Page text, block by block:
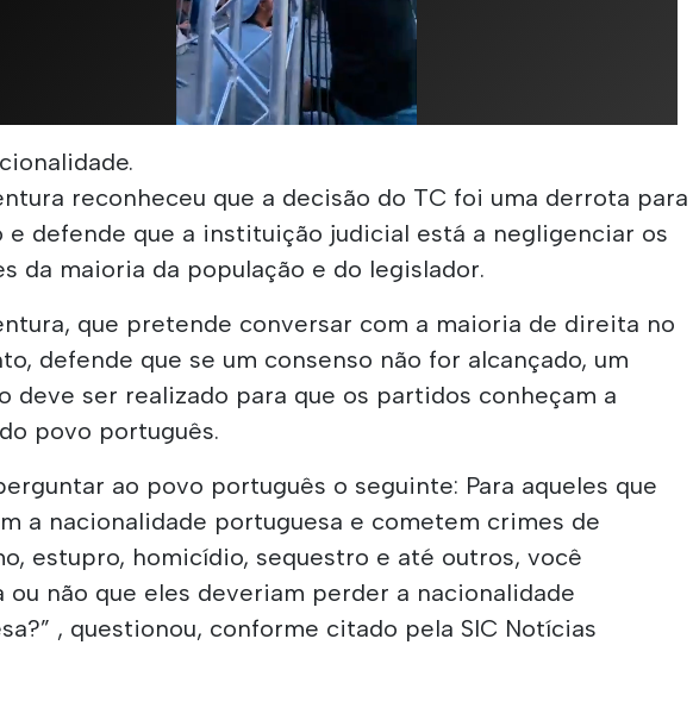
reconheceu que a decisão do TC foi uma derrota para
e defende que a instituição judicial está a negligenciar os
da maioria da população e do legislador.
que pretende conversar com a maioria de direita no
defende que se um consenso não for alcançado, um
deve ser realizado para que os partidos conheçam a
povo português.
ao povo português o seguinte: Para aqueles que
a nacionalidade portuguesa e cometem crimes de
estupro, homicídio, sequestro e até outros, você
ou não que eles deveriam perder a nacionalidade
, questionou, conforme citado pela SIC Notícias